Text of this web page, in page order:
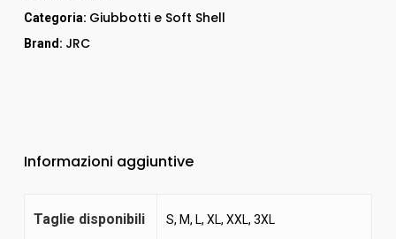
Categoria: Giubbotti e Soft Shell
Brand: JRC
Informazioni aggiuntive
Taglie disponibili S, M, L, XL, XXL, 3XL